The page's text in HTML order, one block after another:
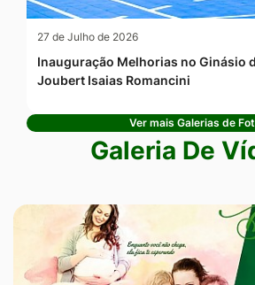
27 de Julho de 2026
Inauguração Melhorias no Ginásio
Joubert Isaias Romancini
Ver mais Galerias de
Galeria De